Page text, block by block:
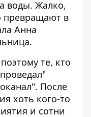
воды. Жалко,
превращают в
Анна
те, кто
После
хоть кого-то
и сотни